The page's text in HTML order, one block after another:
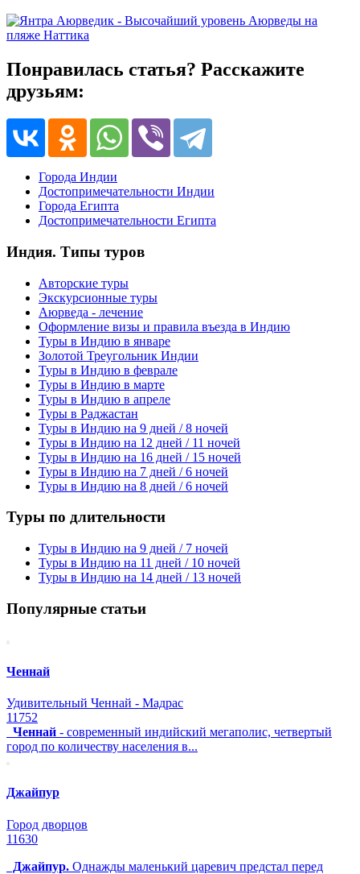
Понравилась статья? Расскажите
друзьям:
Города Индии
Достопримечательности Индии
Города Египта
Достопримечательности Египта
Индия. Типы туров
Авторские туры
Экскурсионные туры
Аюрведа - лечение
Оформление визы и правила въезда в Индию
Туры в Индию в январе
Золотой Треугольник Индии
Туры в Индию в феврале
Туры в Индию в марте
Туры в Индию в апреле
Туры в Раджастан
Туры в Индию на 9 дней / 8 ночей
Туры в Индию на 12 дней / 11 ночей
Туры в Индию на 16 дней / 15 ночей
Туры в Индию на 7 дней / 6 ночей
Туры в Индию на 8 дней / 6 ночей
Туры по длительности
Туры в Индию на 9 дней / 7 ночей
Туры в Индию на 11 дней / 10 ночей
Туры в Индию на 14 дней / 13 ночей
Популярные статьи
Ченнай
Удивительный Ченнай - Мадрас
11752
Ченнай - современный индийский мегаполис, четвертый
город по количеству населения в...
Джайпур
Город дворцов
11630
Джайпур. Однажды маленький царевич предстал перед